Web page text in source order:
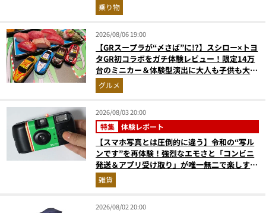
和の格調高きデザインを徹底チェック
乗り物
2026/08/06 19:00
【GRスープラが“〆さば”に!?】スシロー×トヨ
タGR初コラボをガチ体験レビュー！限定14万
台のミニカー＆体験型演出に大人も子供も大興
奮間違いなし
グルメ
2026/08/03 20:00
特集 体験レポート
【スマホ写真とは圧倒的に違う】令和の“写ル
ンです”を再体験！強烈なエモさと「コンビニ
発送＆アプリ受け取り」が唯一無二で楽しすぎ
た雑貨
2026/08/02 20:00